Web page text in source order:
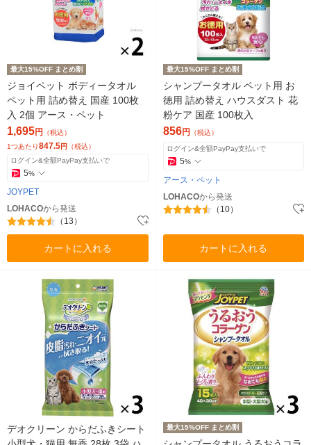
最大15%OFF まとめ割
ジョイペット ボディータオル
ペット用 詰め替え 国産 100枚
入 2個 アース・ペット
1,695円
（税込）
1つあたり847.5円 （税込）
ログイン&全額PayPay支払いで
5%
JOYPET
LOHACOから発送
（13）
カートに入れる
最大15%OFF まとめ割
シャンプータオル ペット用 お
徳用 詰め替え ハウスダスト 花
粉ケア 国産 100枚入
856円 （税込）
ログイン&全額PayPay支払いで
5%
アース・ペット
LOHACOから発送
（10）
カートに入れる
デオクリーン からだふきシート
最大15%OFF まとめ割